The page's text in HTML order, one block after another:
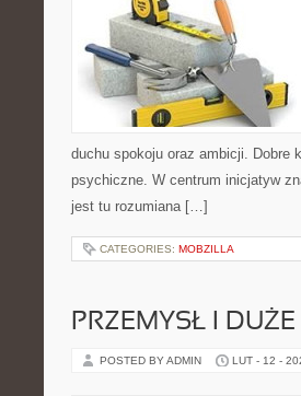
duchu spokoju oraz ambicji. Dobre
psychiczne. W centrum inicjatyw
jest tu rozumiana […]
CATEGORIES: MOBZILLA
PRZEMYSŁ I
POSTED BY ADMIN LUT - 12 -